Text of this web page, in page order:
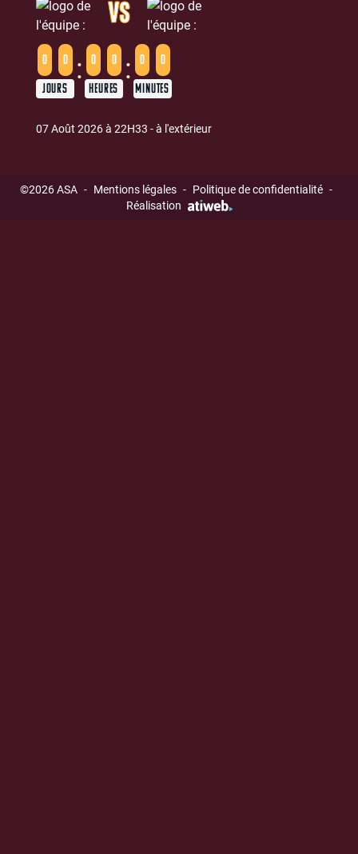
0 0
JOURS
: 0 0
HEURES
: 0 0
MINUTES
VS
07 Août 2026 à 22H33 - à l'extérieur
©2026 ASA - Mentions légales - Politique de confidentialité -
Réalisation